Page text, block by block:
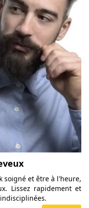
soigné et être à l'heure,
Lissez rapidement et